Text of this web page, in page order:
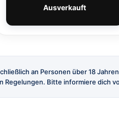
Ausverkauft
an Personen über 18
Bitte informiere dich